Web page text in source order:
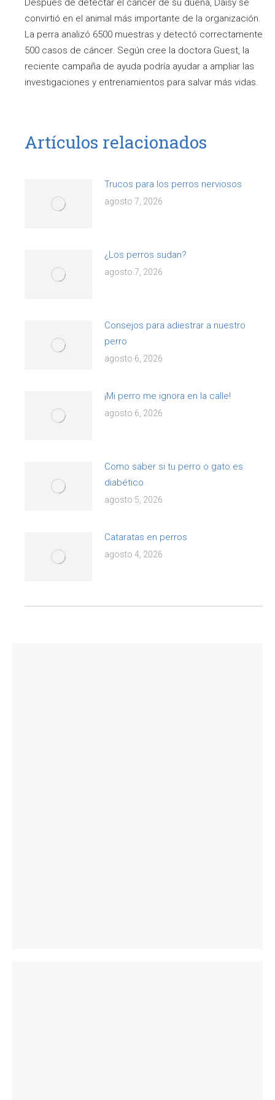
Después de detectar el cáncer de su dueña, Daisy se
convirtió en el animal más importante de la organización.
La perra analizó 6500 muestras y detectó correctamente
500 casos de cáncer. Según cree la doctora Guest, la
reciente campaña de ayuda podría ayudar a ampliar las
investigaciones y entrenamientos para salvar más vidas.
Artículos relacionados
Trucos para los perros nerviosos
agosto 7, 2026
¿Los perros sudan?
agosto 7, 2026
Consejos para adiestrar a nuestro
perro
agosto 6, 2026
¡Mi perro me ignora en la calle!
agosto 6, 2026
Como saber si tu perro o gato es
diabético
agosto 5, 2026
Cataratas en perros
agosto 4, 2026